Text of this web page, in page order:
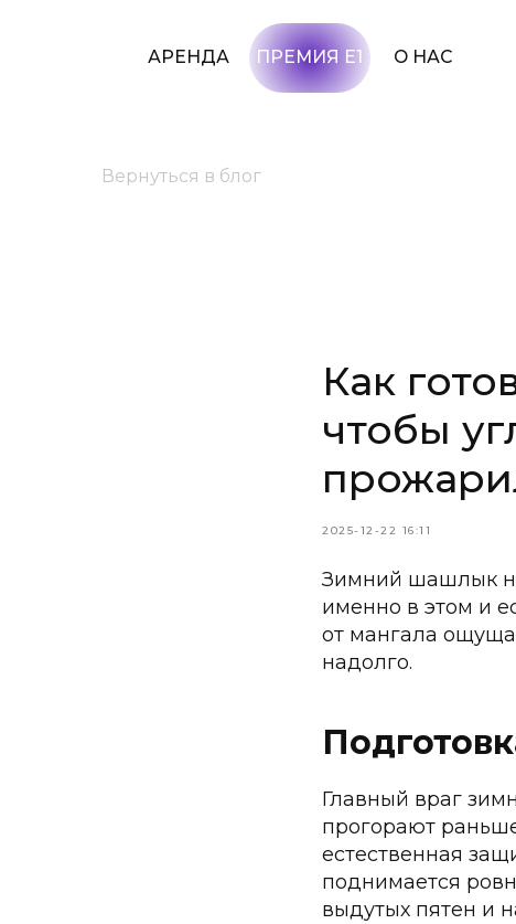
ПРЕМИЯ Е1 О НАС
Вернуться в блог
Как
чтобы
2025-12-22 16:11
Зимний шашлык
именно в этом и
от мангала
надолго.
Главный враг
прогорают
естественная
поднимается
выдутых пятен и